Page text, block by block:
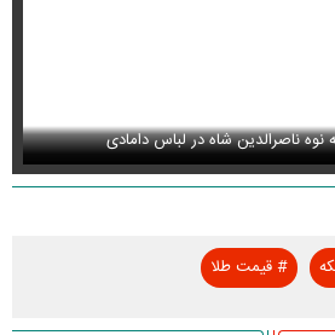
ناصرالدین شاه در لباس دامادی
#قیمت طلا